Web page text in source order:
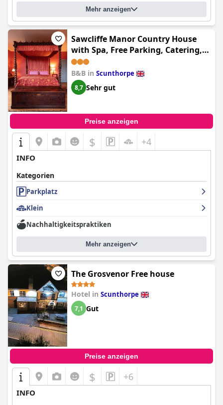
Mehr anzeigen
Sawcliffe Manor Country House
with Spa, Free Parking, Catering,
Self Checkin, Farmstay
B&B in Scunthorpe
8,7 Sehr gut
Preise anzeigen
$ +4
INFO
Kategorien
Parkplatz
Klein
Nachhaltigkeitspraktiken
Mehr anzeigen
The Grosvenor Free house
Hotel in Scunthorpe
7,1 Gut
Preise anzeigen
$ +6
INFO